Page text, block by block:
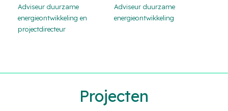
Adviseur duurzame
energieontwikkeling
Adviseur duurzame
energieontwikkeling
Projecten